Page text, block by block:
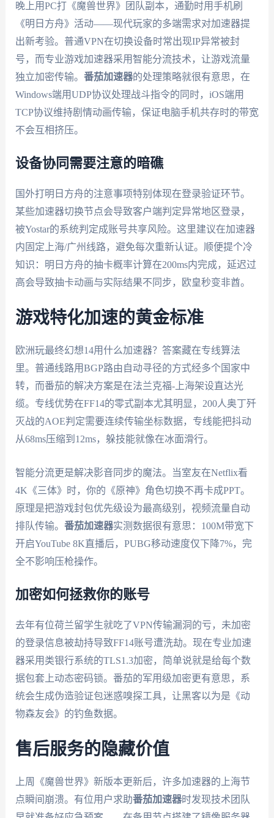
晚上用PC打《魔兽世界》团队副本，通勤时用手机刷
《明日方舟》活动——现代玩家的多端需求对加速器提
出新考验。普通VPN在切换设备时常出现IP异常被封
号，而专业游戏加速器采用智能分流技术，让游戏流量
独立加密传输。 番茄加速器的处理策略就很有意思，在
Windows端用UDP协议处理战斗指令的同时，iOS端用
TCP协议维持剧情动画传输，保证电脑手机共存时的带宽
不会互相挤压。
设备协同需要注意的暗礁
国外打明日方舟的注意事项特别体现在登录验证环节。
某些加速器切换节点会导致客户端判定异常地区登录，
被Yostar的系统判定成账号共享风险。这里建议在加速器
内固定上海/广州线路，避免每次重新认证。顺便提个冷
知识：明日方舟的抽卡概率计算在200ms内完成，延迟过
高会导致抽卡动画与实际结果不同步，欧皇秒变非酋。
游戏特化加速的黄金标准
欧洲玩最终幻想14用什么加速器？答案藏在专线算法
里。普通线路用BGP路由自动寻径的方式经多个国家中
转，而番茄的解决方案是在法兰克福-上海架设直达光
缆。专线优势在FF14的零式副本尤其明显，200人奥丁歼
灭战的AOE判定需要连续传输坐标数据，专线能把抖动
从68ms压缩到12ms，躲技能就像在冰面滑行。
智能分流更是解决影音同步的魔法。当室友在Netflix看
4K《三体》时，你的《原神》角色切换不再卡成PPT。
原理是把游戏封包优先级设为最高级别，视频流量自动
排队传输。 番茄加速器实测数据很有意思：100M带宽下
开启YouTube 8K直播后，PUBG移动速度仅下降7%，完
全不影响压枪操作。
加密如何拯救你的账号
去年有位荷兰留学生就吃了VPN传输漏洞的亏，未加密
的登录信息被劫持导致FF14账号遭洗劫。现在专业加速
器采用类银行系统的TLS1.3加密，简单说就是给每个数
据包套上动态密码锁。番茄的军用级加密更有意思，系
统会生成伪造验证包迷惑嗅探工具，让黑客以为是《动
物森友会》的钓鱼数据。
售后服务的隐藏价值
上周《魔兽世界》新版本更新后，许多加速器的上海节
点瞬间崩溃。有位用户求助番茄加速器时发现技术团队